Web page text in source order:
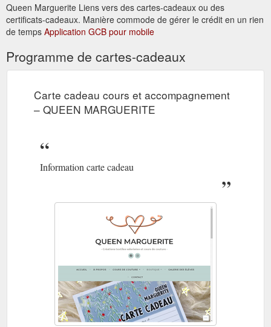
Queen Marguerite Liens vers des cartes-cadeaux ou des
certificats-cadeaux. Manière commode de gérer le crédit en un rien
de temps Application GCB pour mobile
Programme de cartes-cadeaux
Carte cadeau cours et accompagnement
– QUEEN MARGUERITE
Information carte cadeau